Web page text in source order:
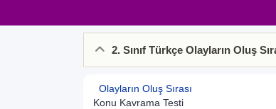
2. Sınıf Türkçe Olayların Oluş
Olayların Oluş Sırası
Konu Kavrama Testi